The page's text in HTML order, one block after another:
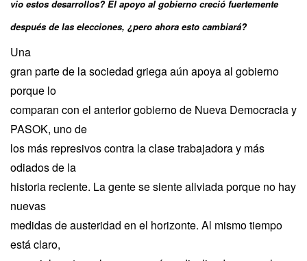
vio estos desarrollos? El apoyo al gobierno creció fuertemente
después de las elecciones, ¿pero ahora esto cambiará?
Una
gran parte de la sociedad griega aún apoya al gobierno
porque lo
comparan con el anterior gobierno de Nueva Democracia y
PASOK, uno de
los más represivos contra la clase trabajadora y más
odiados de la
historia reciente. La gente se siente aliviada porque no hay
nuevas
medidas de austeridad en el horizonte. Al mismo tiempo
está claro,